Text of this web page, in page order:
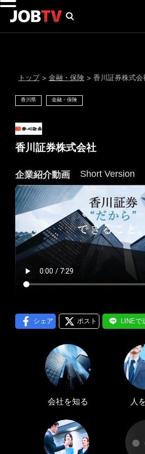
通知設定
メール通知
LINE通知
トップ > 金融・保険 > 香川証券株式会
香川県 金融・保険
香川証券株式会社
企業紹介動画 Short Version
シェア ポスト LINEで
会社を知る 人
にはプロフィール画像のアップ
プロフィール編集す
会員登録する
ログインする